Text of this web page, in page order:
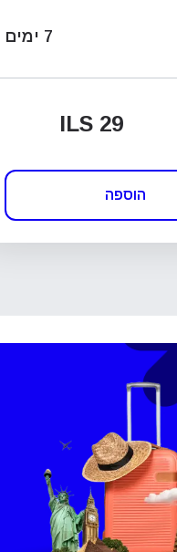
7 ימים
ILS 29
הוספה